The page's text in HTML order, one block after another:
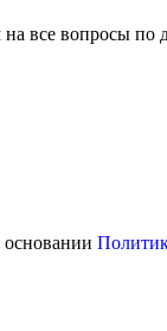
все вопросы по